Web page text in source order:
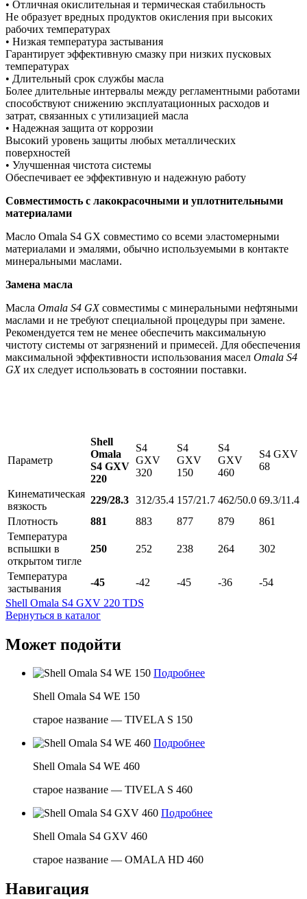
• Отличная окислительная и термическая стабильность
Не образует вредных продуктов окисления при высоких
рабочих температурах
• Низкая температура застывания
Гарантирует эффективную смазку при низких пусковых
температурах
• Длительный срок службы масла
Более длительные интервалы между регламентными работами
способствуют снижению эксплуатационных расходов и
затрат, связанных с утилизацией масла
• Надежная защита от коррозии
Высокий уровень защиты любых металлических
поверхностей
• Улучшенная чистота системы
Обеспечивает ее эффективную и надежную работу
Совместимость с лакокрасочными и уплотнительными
материалами
Масло Omala S4 GX совместимо со всеми эластомерными
материалами и эмалями, обычно используемыми в контакте
минеральными маслами.
Замена масла
Масла Omala S4 GXсовместимы с минеральными нефтяными
маслами и не требуют специальной процедуры при замене.
Рекомендуется тем не менее обеспечить максимальную
чистоту системы от загрязнений и примесей. Для обеспечения
максимальной эффективности использования масел Omala S4
GXих следует использовать в состоянии поставки.
Параметр
Shell
Omala
S4 GXV
220
S4
GXV
320
S4
GXV
150
S4
GXV
460
S4 GXV
68
Кинематическая
вязкость
229/28.3 312/35.4 157/21.7 462/50.0 69.3/11.4
Плотность
881 883 877 879
861
Температура
вспышки в
открытом тигле
250 252 238 264 302
Температура
застывания
-45 -42 -45 -36
-54
Shell Omala S4 GXV 220 TDS
Вернуться в каталог
Может подойти
Подробнее
Shell Omala S4 WE 150
старое название — TIVELA S 150
Подробнее
Shell Omala S4 WE 460
старое название — TIVELA S 460
Подробнее
Shell Omala S4 GXV 460
старое название — OMALA HD 460
Навигация